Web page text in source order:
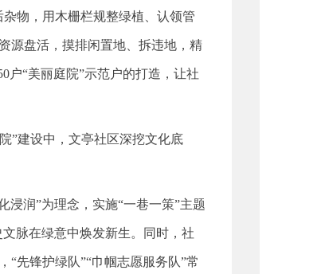
物，用木栅栏规整绿植、认领管
源盘活，摸排闲置地、拆违地，精
户“美丽庭院”示范户的打造，让社
”建设中，文亭社区深挖文化底
浸润”为理念，实施“一巷一策”主题
脉在绿意中焕发新生。同时，社
先锋护绿队”“巾帼志愿服务队”常